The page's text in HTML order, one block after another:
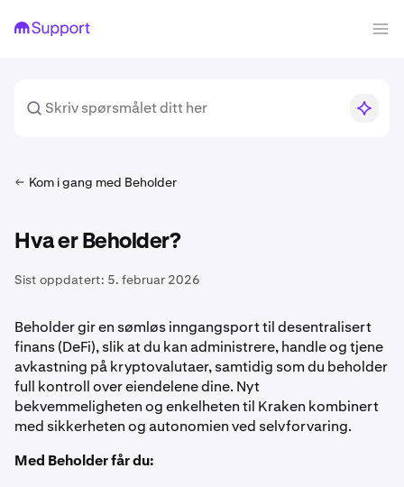
Kom i gang med Beholder
Hva er Beholder?
Sist oppdatert: 5. februar 2026
Beholder gir en sømløs inngangsport til desentralisert
finans (DeFi), slik at du kan administrere, handle og tjene
avkastning på kryptovalutaer, samtidig som du beholder
full kontroll over eiendelene dine. Nyt
bekvemmeligheten og enkelheten til Kraken kombinert
med sikkerheten og autonomien ved selvforvaring.
Med Beholder får du: